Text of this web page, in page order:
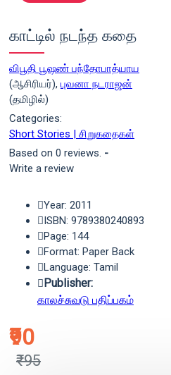
காட்டில் நடந்த கதை
விபூதி பூஷண் பந்தோபாத்யாய
(ஆசிரியர்), புவனா நடராஜன்
(தமிழில்)
Categories:
Short Stories | சிறுகதைகள்
Based on 0 reviews. -
Write a review
₹90
₹95
Year: 2011
ISBN: 9789380240893
Page: 144
Format: Paper Back
Language: Tamil
Publisher:
காலச்சுவடு பதிப்பகம்